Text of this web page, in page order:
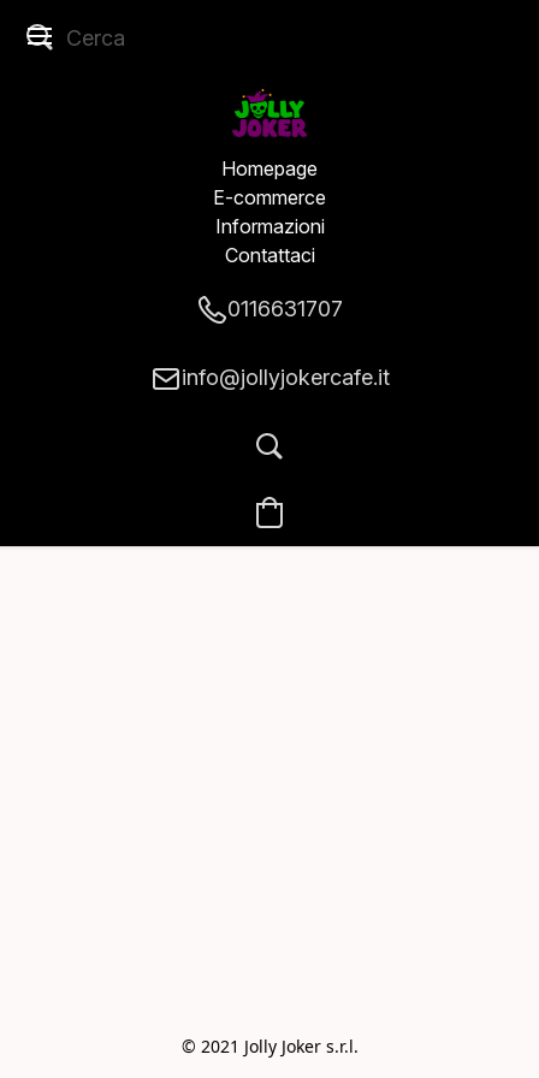
Homepage
E-commerce
Informazioni
Contattaci
0116631707
info@jollyjokercafe.it
© 2021 Jolly Joker s.r.l.